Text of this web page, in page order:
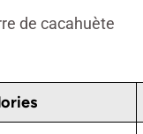
de cacahuète